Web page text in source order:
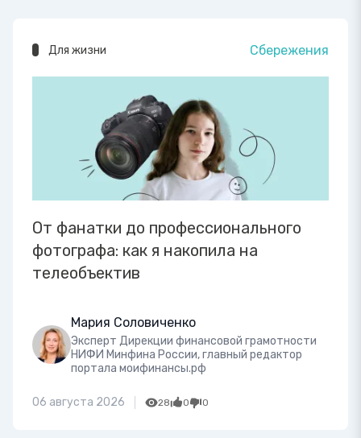
Для жизни Сбережения
От фанатки до профессионального
фотографа: как я накопила на
телеобъектив
Мария Соловиченко
Эксперт Дирекции финансовой грамотности
НИФИ Минфина России, главный редактор
портала моифинансы.рф
06 августа 2026 28 0 0